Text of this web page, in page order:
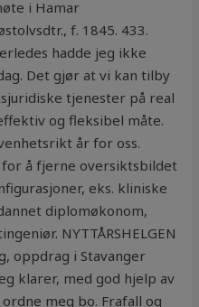
i Hamar
f. 1845. 433.
hadde jeg ikke
Det gjør at vi kan tilby
tjenester på real
og fleksibel måte.
år for oss.
for å fjerne oversiktsbildet
eks. kliniske
diplomøkonom,
NYTTÅRSHELGEN
oppdrag i Stavanger
klarer, med god hjelp av
meg bo. Frafall og